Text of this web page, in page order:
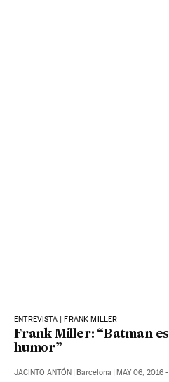
ENTREVISTA | FRANK MILLER
Frank Miller: “Batman
humor”
JACINTO ANTÓN | Barcelona | MAY 06, 2016